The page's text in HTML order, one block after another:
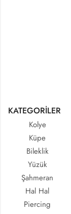
KATEGORİLER
Kolye
Küpe
Bileklik
Yüzük
Şahmeran
Hal Hal
Piercing